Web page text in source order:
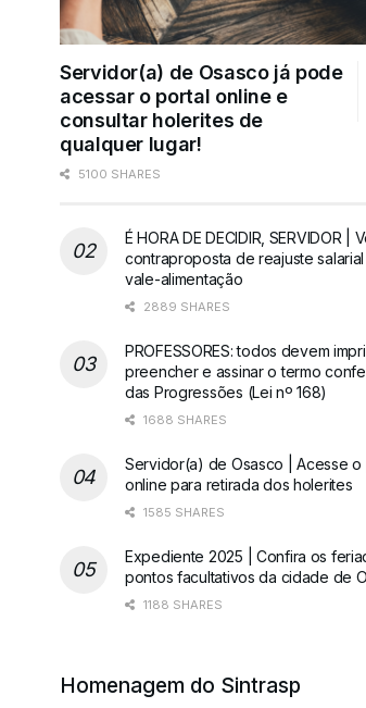
Servidor(a) de Osasco já pode
acessar o portal online e
consultar holerites de
qualquer lugar!
5100 SHARES
É HORA DE DECIDIR, SERVIDOR |
contraproposta de reajuste
vale-alimentação
2889 SHARES
PROFESSORES: todos devem
preencher e assinar o termo
das Progressões (Lei nº 168)
1688 SHARES
Servidor(a) de Osasco | Acesse o
online para retirada dos holerites
1585 SHARES
Expediente 2025 | Confira os
pontos facultativos da cidade de
1188 SHARES
Homenagem do Sintrasp